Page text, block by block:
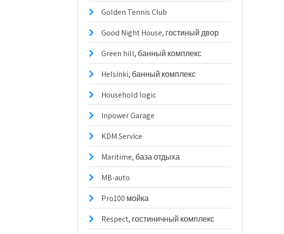
Golden Tennis Club
Good Night House, гостиный двор
Green hill, банный комплекс
Helsinki, банный комплекс
Household logic
Inpower Garage
KDM Service
Maritime, база отдыха
MB-auto
Pro100 мойка
Respect, гостиничный комплекс